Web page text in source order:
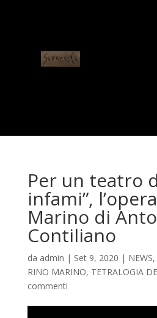
Per un teatro
infami”,
Marino di
Contiliano
da admin | Set 9, 2020 | NEWS,
RINO MARINO, TETRALOGIA
commenti